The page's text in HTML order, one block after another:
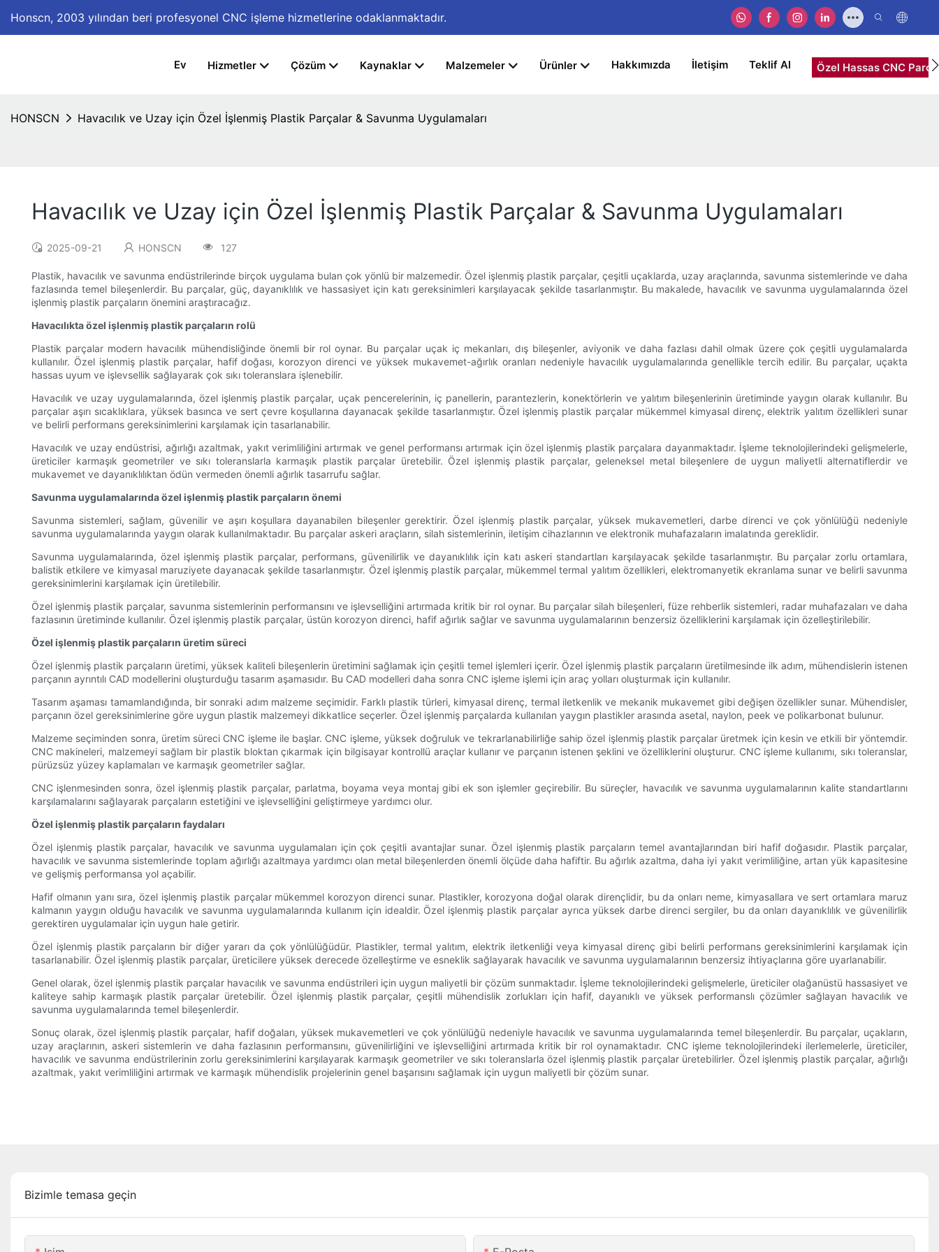
Honscn, 2003 yılından beri profesyonel CNC işleme hizmetlerine odaklanmaktadır.
Ev Hizmetler Çözüm Kaynaklar Malzemeler Ürünler Hakkımızda İletişim Teklif Al Özel Hassas CNC
HONSCN Havacılık ve Uzay için Özel İşlenmiş Plastik Parçalar & Savunma Uygulamaları
Havacılık ve Uzay için Özel İşlenmiş Plastik Parçalar & Savunma Uygulamaları
2025-09-21 HONSCN 127
Plastik, havacılık ve savunma endüstrilerinde birçok uygulama bulan çok yönlü bir malzemedir. Özel işlenmiş plastik parçalar, çeşitli uçaklarda, uzay araçlarında, savunma sistemlerinde ve daha
fazlasında temel bileşenlerdir. Bu parçalar, güç, dayanıklılık ve hassasiyet için katı gereksinimleri karşılayacak şekilde tasarlanmıştır. Bu makalede, havacılık ve savunma uygulamalarında özel
işlenmiş plastik parçaların önemini araştıracağız.
Havacılıkta özel işlenmiş plastik parçaların rolü
Plastik parçalar modern havacılık mühendisliğinde önemli bir rol oynar. Bu parçalar uçak iç mekanları, dış bileşenler, aviyonik ve daha fazlası dahil olmak üzere çok çeşitli uygulamalarda
kullanılır. Özel işlenmiş plastik parçalar, hafif doğası, korozyon direnci ve yüksek mukavemet-ağırlık oranları nedeniyle havacılık uygulamalarında genellikle tercih edilir. Bu parçalar, uçakta
hassas uyum ve işlevsellik sağlayarak çok sıkı toleranslara işlenebilir.
Havacılık ve uzay uygulamalarında, özel işlenmiş plastik parçalar, uçak pencerelerinin, iç panellerin, parantezlerin, konektörlerin ve yalıtım bileşenlerinin üretiminde yaygın olarak kullanılır. Bu
parçalar aşırı sıcaklıklara, yüksek basınca ve sert çevre koşullarına dayanacak şekilde tasarlanmıştır. Özel işlenmiş plastik parçalar mükemmel kimyasal direnç, elektrik yalıtım özellikleri sunar
ve belirli performans gereksinimlerini karşılamak için tasarlanabilir.
Havacılık ve uzay endüstrisi, ağırlığı azaltmak, yakıt verimliliğini artırmak ve genel performansı artırmak için özel işlenmiş plastik parçalara dayanmaktadır. İşleme teknolojilerindeki gelişmelerle,
üreticiler karmaşık geometriler ve sıkı toleranslarla karmaşık plastik parçalar üretebilir. Özel işlenmiş plastik parçalar, geleneksel metal bileşenlere de uygun maliyetli alternatiflerdir ve
mukavemet ve dayanıklılıktan ödün vermeden önemli ağırlık tasarrufu sağlar.
Savunma uygulamalarında özel işlenmiş plastik parçaların önemi
Savunma sistemleri, sağlam, güvenilir ve aşırı koşullara dayanabilen bileşenler gerektirir. Özel işlenmiş plastik parçalar, yüksek mukavemetleri, darbe direnci ve çok yönlülüğü nedeniyle
savunma uygulamalarında yaygın olarak kullanılmaktadır. Bu parçalar askeri araçların, silah sistemlerinin, iletişim cihazlarının ve elektronik muhafazaların imalatında gereklidir.
Savunma uygulamalarında, özel işlenmiş plastik parçalar, performans, güvenilirlik ve dayanıklılık için katı askeri standartları karşılayacak şekilde tasarlanmıştır. Bu parçalar zorlu ortamlara,
balistik etkilere ve kimyasal maruziyete dayanacak şekilde tasarlanmıştır. Özel işlenmiş plastik parçalar, mükemmel termal yalıtım özellikleri, elektromanyetik ekranlama sunar ve belirli savunma
gereksinimlerini karşılamak için üretilebilir.
Özel işlenmiş plastik parçalar, savunma sistemlerinin performansını ve işlevselliğini artırmada kritik bir rol oynar. Bu parçalar silah bileşenleri, füze rehberlik sistemleri, radar muhafazaları ve daha
fazlasının üretiminde kullanılır. Özel işlenmiş plastik parçalar, üstün korozyon direnci, hafif ağırlık sağlar ve savunma uygulamalarının benzersiz özelliklerini karşılamak için özelleştirilebilir.
Özel işlenmiş plastik parçaların üretim süreci
Özel işlenmiş plastik parçaların üretimi, yüksek kaliteli bileşenlerin üretimini sağlamak için çeşitli temel işlemleri içerir. Özel işlenmiş plastik parçaların üretilmesinde ilk adım, mühendislerin istenen
parçanın ayrıntılı CAD modellerini oluşturduğu tasarım aşamasıdır. Bu CAD modelleri daha sonra CNC işleme işlemi için araç yolları oluşturmak için kullanılır.
Tasarım aşaması tamamlandığında, bir sonraki adım malzeme seçimidir. Farklı plastik türleri, kimyasal direnç, termal iletkenlik ve mekanik mukavemet gibi değişen özellikler sunar. Mühendisler,
parçanın özel gereksinimlerine göre uygun plastik malzemeyi dikkatlice seçerler. Özel işlenmiş parçalarda kullanılan yaygın plastikler arasında asetal, naylon, peek ve polikarbonat bulunur.
Malzeme seçiminden sonra, üretim süreci CNC işleme ile başlar. CNC işleme, yüksek doğruluk ve tekrarlanabilirliğe sahip özel işlenmiş plastik parçalar üretmek için kesin ve etkili bir yöntemdir.
CNC makineleri, malzemeyi sağlam bir plastik bloktan çıkarmak için bilgisayar kontrollü araçlar kullanır ve parçanın istenen şeklini ve özelliklerini oluşturur. CNC işleme kullanımı, sıkı toleranslar,
pürüzsüz yüzey kaplamaları ve karmaşık geometriler sağlar.
CNC işlenmesinden sonra, özel işlenmiş plastik parçalar, parlatma, boyama veya montaj gibi ek son işlemler geçirebilir. Bu süreçler, havacılık ve savunma uygulamalarının kalite standartlarını
karşılamalarını sağlayarak parçaların estetiğini ve işlevselliğini geliştirmeye yardımcı olur.
Özel işlenmiş plastik parçaların faydaları
Özel işlenmiş plastik parçalar, havacılık ve savunma uygulamaları için çok çeşitli avantajlar sunar. Özel işlenmiş plastik parçaların temel avantajlarından biri hafif doğasıdır. Plastik parçalar,
havacılık ve savunma sistemlerinde toplam ağırlığı azaltmaya yardımcı olan metal bileşenlerden önemli ölçüde daha hafiftir. Bu ağırlık azaltma, daha iyi yakıt verimliliğine, artan yük kapasitesine
ve gelişmiş performansa yol açabilir.
Hafif olmanın yanı sıra, özel işlenmiş plastik parçalar mükemmel korozyon direnci sunar. Plastikler, korozyona doğal olarak dirençlidir, bu da onları neme, kimyasallara ve sert ortamlara maruz
kalmanın yaygın olduğu havacılık ve savunma uygulamalarında kullanım için idealdir. Özel işlenmiş plastik parçalar ayrıca yüksek darbe direnci sergiler, bu da onları dayanıklılık ve güvenilirlik
gerektiren uygulamalar için uygun hale getirir.
Özel işlenmiş plastik parçaların bir diğer yararı da çok yönlülüğüdür. Plastikler, termal yalıtım, elektrik iletkenliği veya kimyasal direnç gibi belirli performans gereksinimlerini karşılamak için
tasarlanabilir. Özel işlenmiş plastik parçalar, üreticilere yüksek derecede özelleştirme ve esneklik sağlayarak havacılık ve savunma uygulamalarının benzersiz ihtiyaçlarına göre uyarlanabilir.
Genel olarak, özel işlenmiş plastik parçalar havacılık ve savunma endüstrileri için uygun maliyetli bir çözüm sunmaktadır. İşleme teknolojilerindeki gelişmelerle, üreticiler olağanüstü hassasiyet ve
kaliteye sahip karmaşık plastik parçalar üretebilir. Özel işlenmiş plastik parçalar, çeşitli mühendislik zorlukları için hafif, dayanıklı ve yüksek performanslı çözümler sağlayan havacılık ve
savunma uygulamalarında temel bileşenlerdir.
Sonuç olarak, özel işlenmiş plastik parçalar, hafif doğaları, yüksek mukavemetleri ve çok yönlülüğü nedeniyle havacılık ve savunma uygulamalarında temel bileşenlerdir. Bu parçalar, uçakların,
uzay araçlarının, askeri sistemlerin ve daha fazlasının performansını, güvenilirliğini ve işlevselliğini artırmada kritik bir rol oynamaktadır. CNC işleme teknolojilerindeki ilerlemelerle, üreticiler,
havacılık ve savunma endüstrilerinin zorlu gereksinimlerini karşılayarak karmaşık geometriler ve sıkı toleranslarla özel işlenmiş plastik parçalar üretebilirler. Özel işlenmiş plastik parçalar, ağırlığı
azaltmak, yakıt verimliliğini artırmak ve karmaşık mühendislik projelerinin genel başarısını sağlamak için uygun maliyetli bir çözüm sunar.
Bizimle temasa geçin